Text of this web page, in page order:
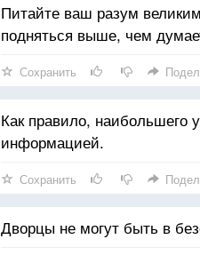
Питайте ваш разум
подняться выше, чем
Сохранить
Как правило, наибольшего
информацией.
Сохранить
Дворцы не могут быть в